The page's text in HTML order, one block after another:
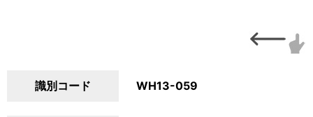
識別コード WH13-059